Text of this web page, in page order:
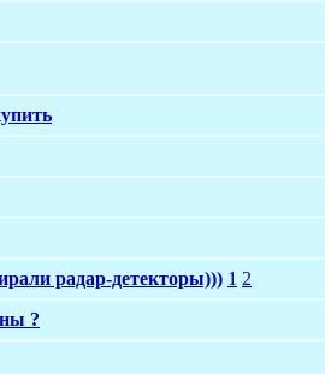
радар-детекторы))) 1 2
?